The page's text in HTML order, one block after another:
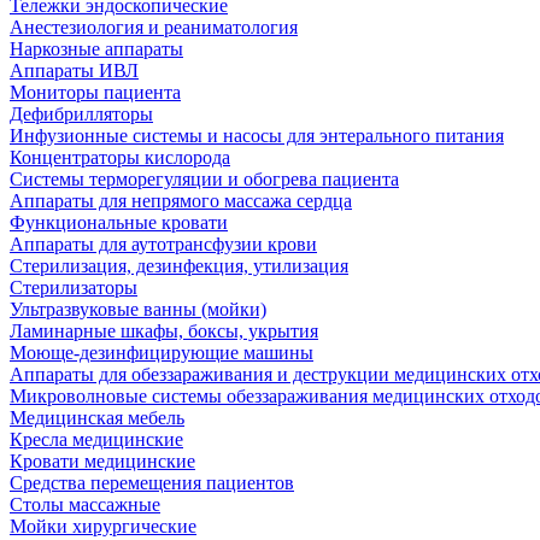
Тележки эндоскопические
Анестезиология и реаниматология
Наркозные аппараты
Аппараты ИВЛ
Мониторы пациента
Дефибрилляторы
Инфузионные системы и насосы для энтерального питания
Концентраторы кислорода
Системы терморегуляции и обогрева пациента
Аппараты для непрямого массажа сердца
Функциональные кровати
Аппараты для аутотрансфузии крови
Стерилизация, дезинфекция, утилизация
Стерилизаторы
Ультразвуковые ванны (мойки)
Ламинарные шкафы, боксы, укрытия
Моюще-дезинфицирующие машины
Аппараты для обеззараживания и деструкции медицинских
Микроволновые системы обеззараживания медицинских
Медицинская мебель
Кресла медицинские
Кровати медицинские
Средства перемещения пациентов
Столы массажные
Мойки хирургические